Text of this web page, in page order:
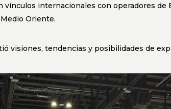
vínculos internacionales con operadores de
Oriente.
visiones, tendencias y posibilidades de